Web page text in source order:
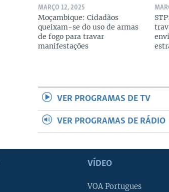
MARÇO 12, 2025
Moçambique: Cidadãos
queixam-se do uso de armas
de fogo para travar
manifestações
VER PROGRAMAS DE TV
VER PROGRAMAS DE RÁDIO
VÍDEO
VOA Portugues